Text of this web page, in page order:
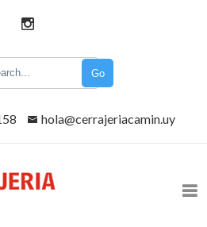
Go
hola@cerrajeriacamin.uy